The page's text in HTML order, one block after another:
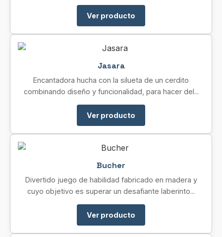
Ver producto
Jasara
Encantadora hucha con la silueta de un cerdito
combinando diseño y funcionalidad, para hacer del...
Ver producto
Bucher
Divertido juego de habilidad fabricado en madera y
cuyo objetivo es superar un desafiante laberinto...
Ver producto